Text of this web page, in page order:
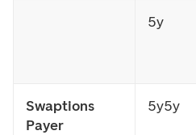
5y
Swaptions
Payer
5y5y